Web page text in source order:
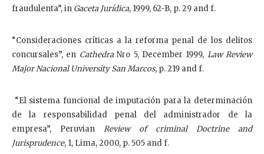
fraudulenta”, in Gaceta Jurídica, 1999, 62-B, p. 29 and f.
“Consideraciones críticas a la reforma penal de los delitos
concursales”, en CathedraNro 5, December 1999, Law Review
Major Nacional University San Marcos, p. 219 and f.
“El sistema funcional de imputación para la determinación
de la responsabilidad penal del administrador de la
empresa”, Peruvian Review of criminal Doctrine and
Jurisprudence, 1, Lima, 2000, p. 505 and f.